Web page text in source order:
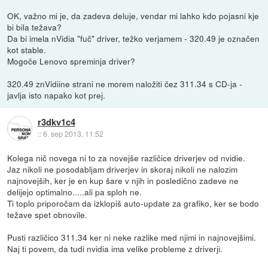
OK, važno mi je, da zadeva deluje, vendar mi lahko kdo pojasni kje
bi bila težava?
Da bi imela nVidia "fuč" driver, težko verjamem - 320.49 je označen
kot stable.
Mogoče Lenovo spreminja driver?
320.49 znVidiine strani ne morem naložiti čez 311.34 s CD-ja -
javlja isto napako kot prej.
r3dkv1c4
::6. sep 2013, 11:52
Kolega nič novega ni to za novejše različice driverjev od nvidie.
Jaz nikoli ne posodabljam driverjev in skoraj nikoli ne nalozim
najnovejših, ker je en kup šare v njih in posledično zadeve ne
delijejo optimalno.....ali pa sploh ne.
Ti toplo priporočam da izklopiš auto-update za grafiko, ker se bodo
težave spet obnovile.
Pusti različico 311.34 ker ni neke razlike med njimi in najnovejšimi.
Naj ti povem, da tudi nvidia ima velike probleme z driverji.